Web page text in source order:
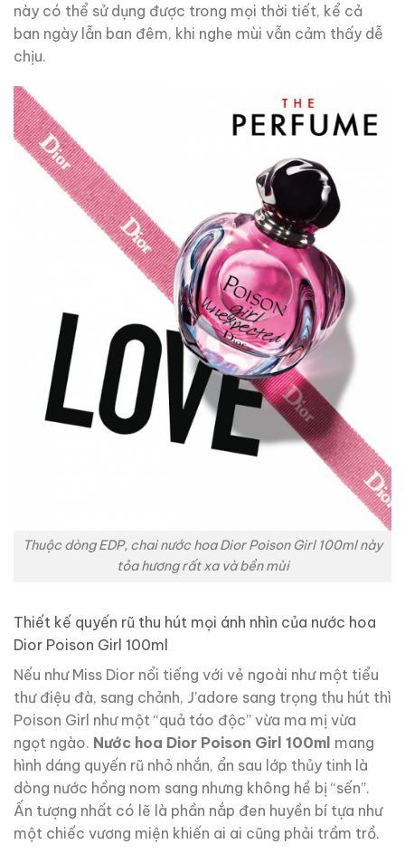
này có thể sử dụng được trong mọi thời tiết, kể cả
ban ngày lẫn ban đêm, khi nghe mùi vẫn cảm thấy dễ
chịu.
Thuộc dòng EDP, chai nước hoa Dior Poison Girl 100ml này
tỏa hương rất xa và bền mùi
Thiết kế quyến rũ thu hút mọi ánh nhìn của nước hoa
Dior Poison Girl 100ml
Nếu như Miss Dior nổi tiếng với vẻ ngoài như một tiểu
thư điệu đà, sang chảnh, J’adore sang trọng thu hút thì
Poison Girl như một “quả táo độc” vừa ma mị vừa
ngọt ngào. Nước hoa Dior Poison Girl 100ml mang
hình dáng quyến rũ nhỏ nhắn, ẩn sau lớp thủy tinh là
dòng nước hồng nom sang nhưng không hề bị “sến”.
Ấn tượng nhất có lẽ là phần nắp đen huyền bí tựa như
một chiếc vương miện khiến ai ai cũng phải trầm trồ.